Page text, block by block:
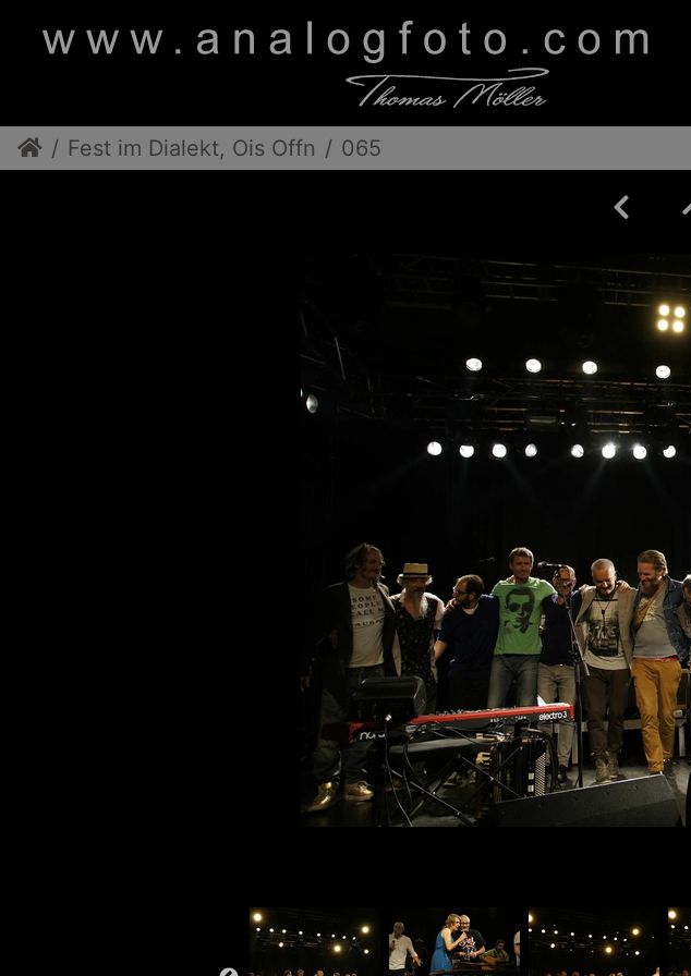
Fest im Dialekt, Ois Offn 065